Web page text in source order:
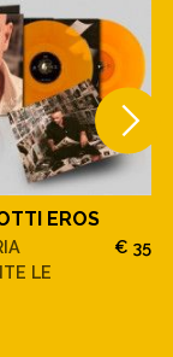
EROS
LE
€ 35